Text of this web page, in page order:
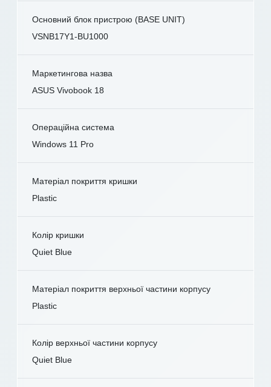
Основний блок пристрою (BASE UNIT)
VSNB17Y1-BU1000
Маркетингова назва
ASUS Vivobook 18
Операційна система
Windows 11 Pro
Матеріал покриття кришки
Plastic
Колір кришки
Quiet Blue
Матеріал покриття верхньої частини корпусу
Plastic
Колір верхньої частини корпусу
Quiet Blue